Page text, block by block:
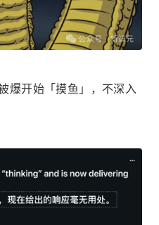
爆开始「摸鱼」，不深入